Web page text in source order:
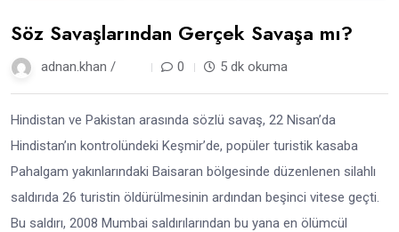
Söz Savaşlarından Gerçek Savaşa mı?
adnan.khan / 0 5 dk okuma
Hindistan ve Pakistan arasında sözlü savaş, 22 Nisan’da
Hindistan’ın kontrolündeki Keşmir’de, popüler turistik kasaba
Pahalgam yakınlarındaki Baisaran bölgesinde düzenlenen silahlı
saldırıda 26 turistin öldürülmesinin ardından beşinci vitese geçti.
Bu saldırı, 2008 Mumbai saldırılarından bu yana en ölümcül